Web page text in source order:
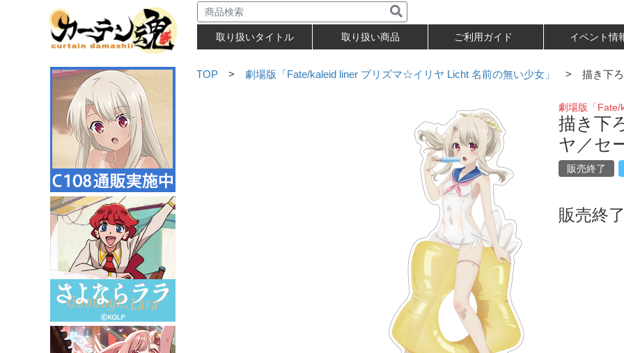
取り扱いタイトル 取り扱い商品 ご利用ガイド イベント情
TOP > 劇場版「Fate/kaleid liner プリズマ☆イリヤ Licht 名前の無い少女」 > 描き下ろ
劇場版「Fate/
描き下
ヤ／セ
販売終了
販売終